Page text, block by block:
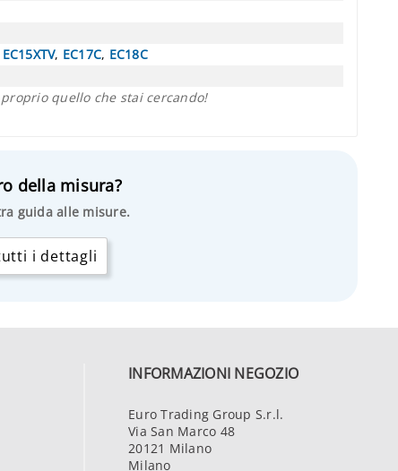
EC15XTV, EC17C, EC18C
quello che stai cercando!
della misura?
guida alle misure.
i dettagli
INFORMAZIONI NEGOZIO
Euro Trading Group S.r.l.
Via San Marco 48
20121 Milano
Milano